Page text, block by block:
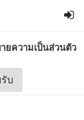
ยความเป็นส่วนตัว
บ